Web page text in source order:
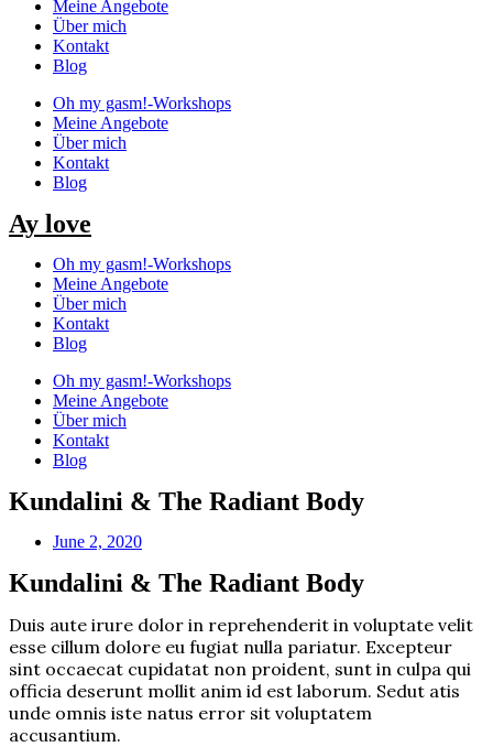
Meine Angebote
Über mich
Kontakt
Blog
Oh my gasm!-Workshops
Meine Angebote
Über mich
Kontakt
Blog
Ay love
Oh my gasm!-Workshops
Meine Angebote
Über mich
Kontakt
Blog
Oh my gasm!-Workshops
Meine Angebote
Über mich
Kontakt
Blog
Kundalini & The Radiant Body
June 2, 2020
Kundalini & The Radiant Body
Duis aute irure dolor in reprehenderit in voluptate velit
esse cillum dolore eu fugiat nulla pariatur. Excepteur
sint occaecat cupidatat non proident, sunt in culpa qui
officia deserunt mollit anim id est laborum. Sedut atis
unde omnis iste natus error sit voluptatem
accusantium.